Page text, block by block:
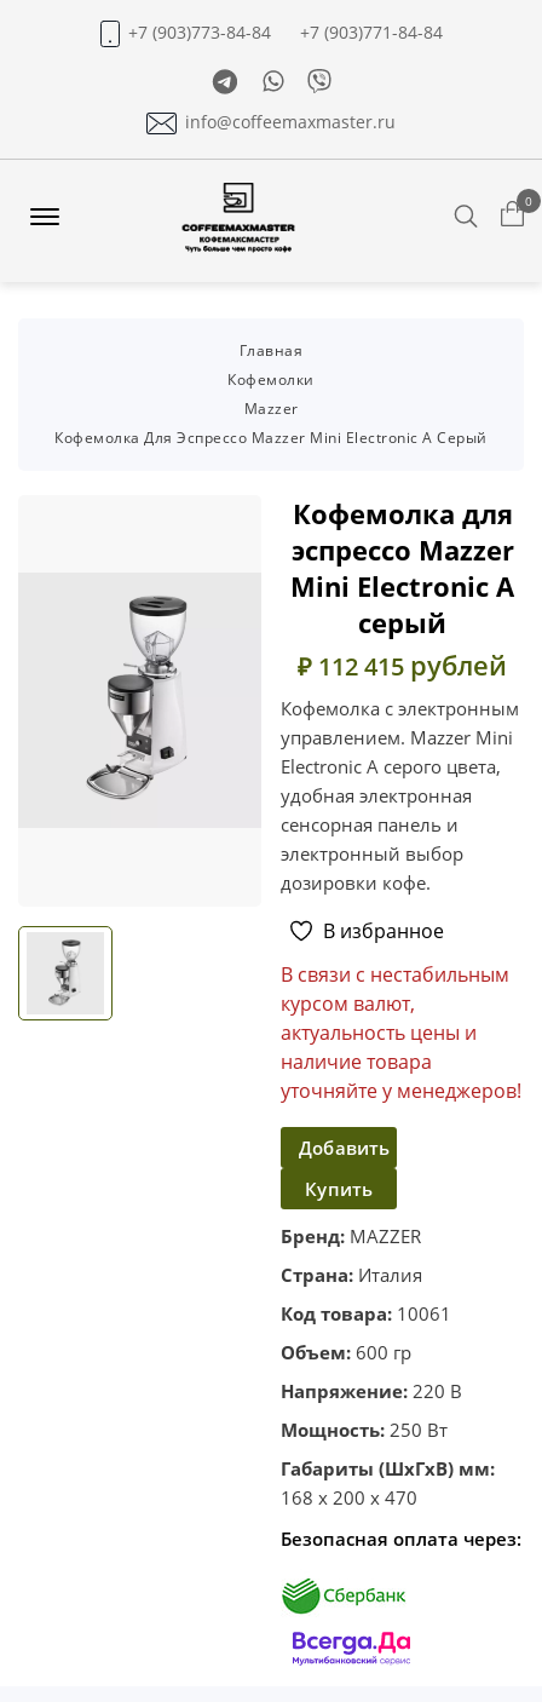
+7 (903)773-84-84
+7 (903)771-84-84
TelegramWhatsapp
Viber
info@coffeemaxmaster.ru
0
Главная
Кофемолки
Mazzer
Кофемолка Для Эспрессо Mazzer Mini Electronic A Серый
Кофемолка для
эспрессо Mazzer
Mini Electronic A
серый
₽ 112 415 рублей
Кофемолка с электронным
управлением. Mazzer Mini
Electronic A серого цвета,
удобная электронная
сенсорная панель и
электронный выбор
дозировки кофе.
В избранное
В связи с нестабильным
курсом валют,
актуальность цены и
наличие товара
уточняйте у менеджеров!
Добавить
в
корзину
Купить
в один
клик
Бренд: MAZZER
Страна: Италия
Код товара: 10061
Объем: 600 гр
Напряжение: 220 В
Мощность: 250 Вт
Габариты (ШхГхВ) мм:
168 x 200 x 470
Безопасная оплата через: